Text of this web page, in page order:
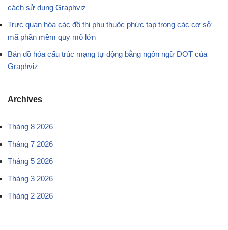
cách sử dụng Graphviz
Trực quan hóa các đồ thị phụ thuộc phức tạp trong các cơ sở
mã phần mềm quy mô lớn
Bản đồ hóa cấu trúc mạng tự động bằng ngôn ngữ DOT của
Graphviz
Archives
Tháng 8 2026
Tháng 7 2026
Tháng 5 2026
Tháng 3 2026
Tháng 2 2026